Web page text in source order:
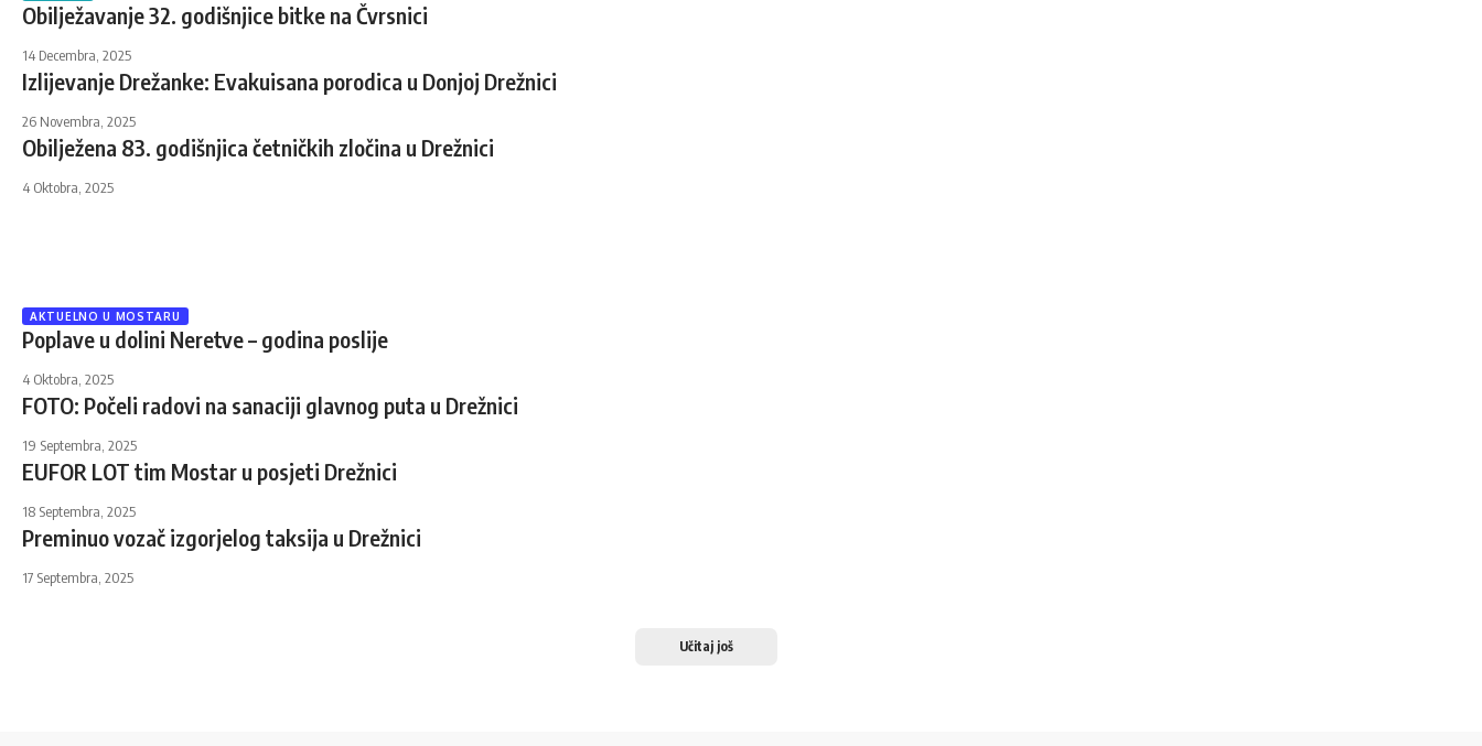
Obilježavanje 32. godišnjice bitke na Čvrsnici
14 Decembra, 2025
Izlijevanje Drežanke: Evakuisana porodica u Donjoj Drežnici
26 Novembra, 2025
Obilježena 83. godišnjica četničkih zločina u Drežnici
4 Oktobra, 2025
AKTUELNO U MOSTARU
Poplave u dolini Neretve – godina poslije
4 Oktobra, 2025
FOTO: Počeli radovi na sanaciji glavnog puta u Drežnici
19 Septembra, 2025
EUFOR LOT tim Mostar u posjeti Drežnici
18 Septembra, 2025
Preminuo vozač izgorjelog taksija u Drežnici
17 Septembra, 2025
Učitaj još